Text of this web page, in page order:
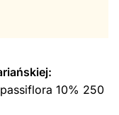
10% 250